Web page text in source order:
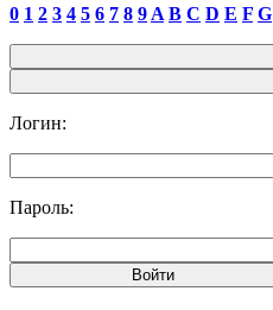
0 1 2 3 4 5 6 7 8 9 A B C D E F G
Логин:
Пароль: